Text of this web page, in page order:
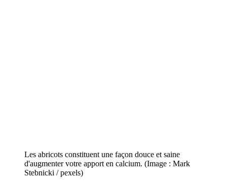
Les abricots constituent une façon douce et saine
d'augmenter votre apport en calcium. (Image : Mark
Stebnicki / pexels)